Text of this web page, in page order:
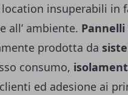
insuperabili in
all’ ambiente.
prodotta da
consumo,
ed adesione ai